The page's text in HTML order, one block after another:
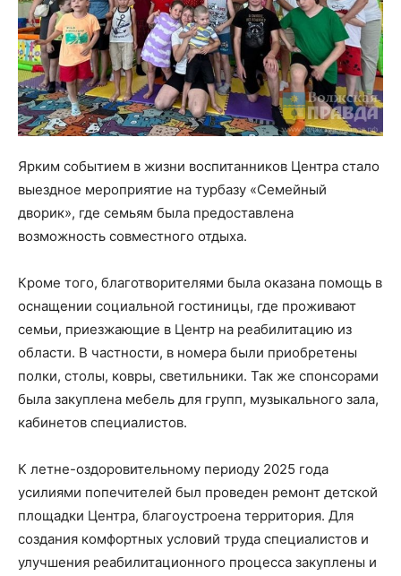
Ярким событием в жизни воспитанников Центра стало
выездное мероприятие на турбазу «Семейный
дворик», где семьям была предоставлена
возможность совместного отдыха.
Кроме того, благотворителями была оказана помощь в
оснащении социальной гостиницы, где проживают
семьи, приезжающие в Центр на реабилитацию из
области. В частности, в номера были приобретены
полки, столы, ковры, светильники. Так же спонсорами
была закуплена мебель для групп, музыкального зала,
кабинетов специалистов.
К летне-оздоровительному периоду 2025 года
усилиями попечителей был проведен ремонт детской
площадки Центра, благоустроена территория. Для
создания комфортных условий труда специалистов и
улучшения реабилитационного процесса закуплены и